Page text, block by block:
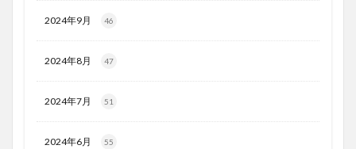
2024年9月 46
2024年8月 47
2024年7月 51
2024年6月 55